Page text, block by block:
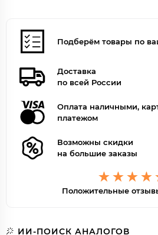
Подберём товары по
Доставка
по всей России
Оплата наличными,
платежом
Возможны скидки
на большие заказы
Положительные
ИИ-ПОИСК АНАЛОГОВ